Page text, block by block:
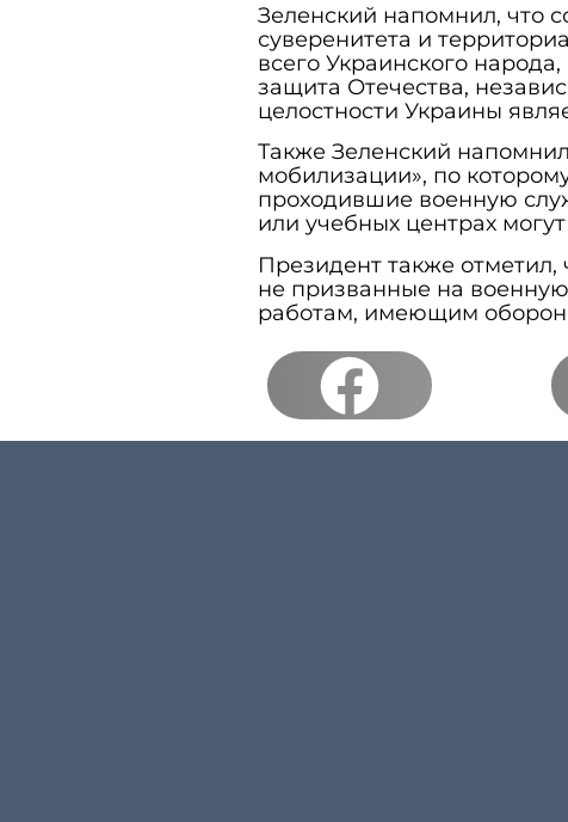
Зеленский напомнил, что
суверенитета и
всего Украинского
защита Отечества,
целостности Украины
Также Зеленский
мобилизации», по
проходившие военную
или учебных центрах
Президент также
не призванные на
работам, имеющим